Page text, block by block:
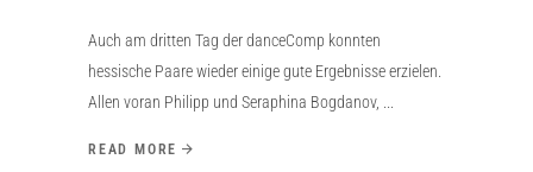
Auch am dritten Tag der danceComp konnten
hessische Paare wieder einige gute Ergebnisse erzielen.
Allen voran Philipp und Seraphina Bogdanov,
READ MORE